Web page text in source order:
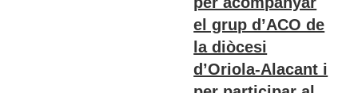
el grup d’ACO de
la diòcesi
d’Oriola-Alacant i